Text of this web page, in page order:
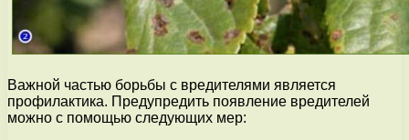
Важной частью борьбы с вредителями является
профилактика. Предупредить появление вредителей
можно с помощью следующих мер: